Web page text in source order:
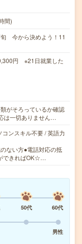
間)
今から決めよう！11
円 ※21日就業した
がそろっているか確認
は一切ありません…
ンスキル不要 / 英語力
ない方●電話対応の抵
できればOK☆…
50代
60代
男性